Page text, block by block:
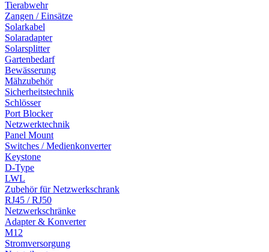
Tierabwehr
Zangen / Einsätze
Solarkabel
Solaradapter
Solarsplitter
Gartenbedarf
Bewässerung
Mähzubehör
Sicherheitstechnik
Schlösser
Port Blocker
Netzwerktechnik
Panel Mount
Switches / Medienkonverter
Keystone
D-Type
LWL
Zubehör für Netzwerkschrank
RJ45 / RJ50
Netzwerkschränke
Adapter & Konverter
M12
Stromversorgung